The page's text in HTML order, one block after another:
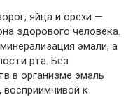
яйца и орехи —
здорового человека.
эмали, а
рта. Без
в организме эмаль
восприимчивой к